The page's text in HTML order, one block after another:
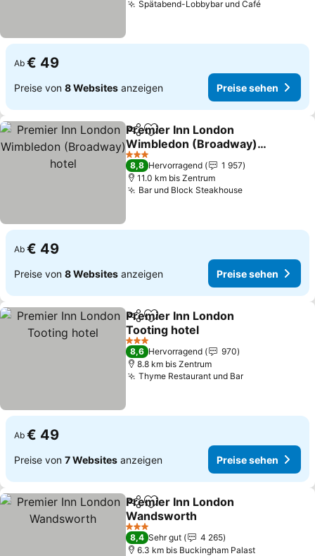
Spätabend-Lobbybar und CaféPreise
Ab € 49
Preise von 8 Websites anzeigen Preise sehen
TeilenZu Favoriten hinzufügen
Premier Inn London
Wimbledon (Broadway)
hotel
Preise sehen
3 Sterne
8,8 Hervorragend
1 957
11.0 km bis Zentrum
Bar und Block SteakhousePreise sehen
Ab € 49
Preise von 8 Websites anzeigen Preise sehen
TeilenZu Favoriten hinzufügen
Premier Inn London
Tooting hotel
Preise sehen
3 Sterne
8,6 Hervorragend
970
8.8 km bis Zentrum
Thyme Restaurant und BarPreise sehen
Ab € 49
Preise von 7 Websites anzeigen Preise sehen
TeilenZu Favoriten hinzufügen
Premier Inn London
Wandsworth
Preise sehen
3 Sterne
8,4 Sehr gut
4 265
6.3 km bis Buckingham Palast